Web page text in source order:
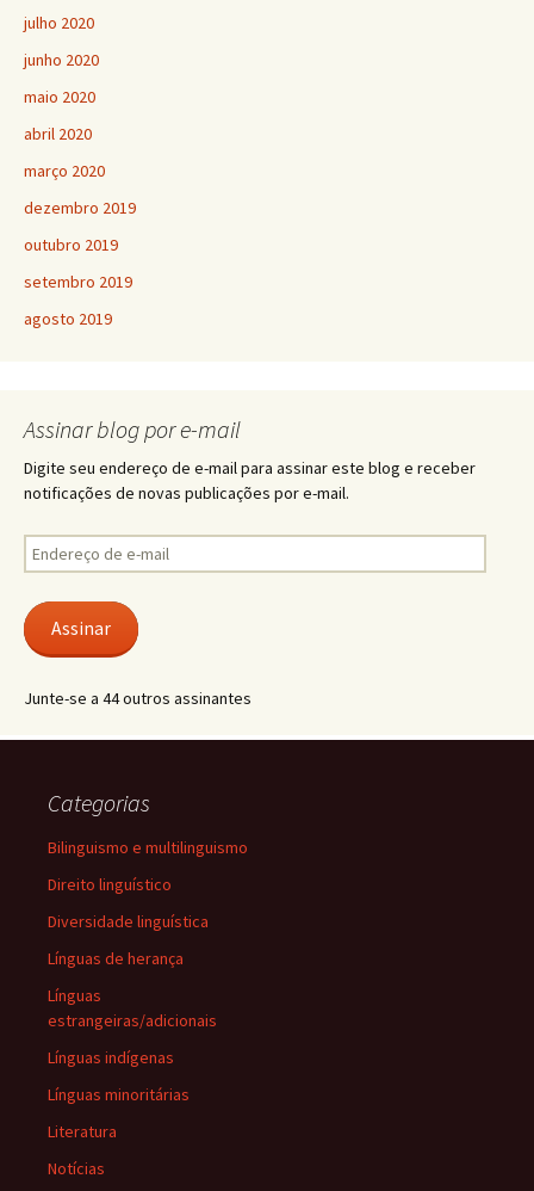
julho 2020
junho 2020
maio 2020
abril 2020
março 2020
dezembro 2019
outubro 2019
setembro 2019
agosto 2019
Assinar blog por e-mail
Digite seu endereço de e-mail para assinar este blog e receber
notificações de novas publicações por e-mail.
Endereço
de
mail Assinar
Junte-se a 44 outros assinantes
Categorias
Bilinguismo e multilinguismo
Direito linguístico
Diversidade linguística
Línguas de herança
Línguas
estrangeiras/adicionais
Línguas indígenas
Línguas minoritárias
Literatura
Notícias